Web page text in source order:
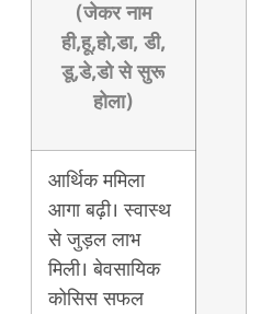
(जेकर नाम
ही,हू,हो,डा, डी,
डू,डे,डो से सुरू
होला)
आर्थिक ममिला
आगा बढ़ी। स्वास्थ
से जुड़ल लाभ
मिली। बेवसायिक
कोसिस सफल